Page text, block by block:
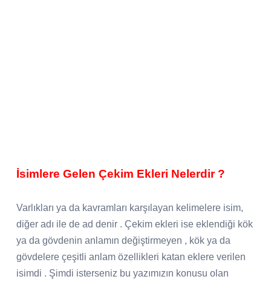
İsimlere Gelen Çekim Ekleri Nelerdir ?
Varlıkları ya da kavramları karşılayan kelimelere isim,
diğer adı ile de ad denir . Çekim ekleri ise eklendiği kök
ya da gövdenin anlamın değiştirmeyen , kök ya da
gövdelere çeşitli anlam özellikleri katan eklere verilen
isimdi . Şimdi isterseniz bu yazımızın konusu olan